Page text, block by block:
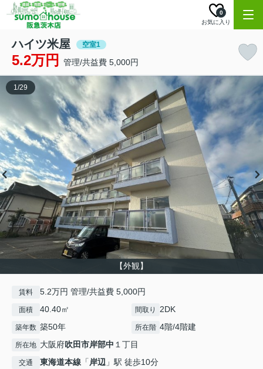
お気に入り
0
ハイツ米屋 空室1
5.2万円 管理/共益費 5,000円
【外観】
1/29
賃料 5.2万円 管理/共益費 5,000円
面積 40.40㎡ 間取り 2DK
築年数 築50年 所在階 4階/4階建
所在地 大阪府吹田市岸部中 １丁目
交通 東海道本線 「岸辺 」駅 徒歩10分